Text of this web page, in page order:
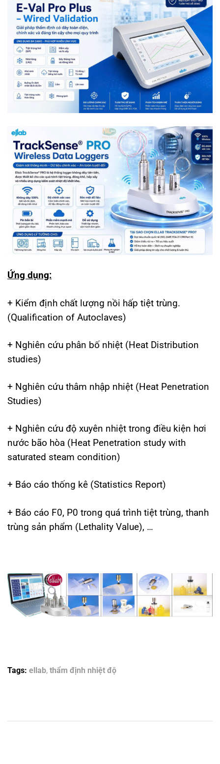
Ứng dụng:
+ Kiểm định chất lượng nồi hấp tiệt trùng.
(Qualification of Autoclaves)
+ Nghiên cứu phân bố nhiệt (Heat Distribution
studies)
+ Nghiên cứu thâm nhập nhiệt (Heat Penetration
Studies)
+ Nghiên cứu độ xuyên nhiệt trong điều kiện hơi
nước bão hòa (Heat Penetration study with
saturated steam condition)
+ Báo cáo thống kê (Statistics Report)
+ Báo cáo F0, P0 trong quá trình tiệt trùng, thanh
trùng sản phẩm (Lethality Value), …
Tags: ellab, thẩm định nhiệt độ